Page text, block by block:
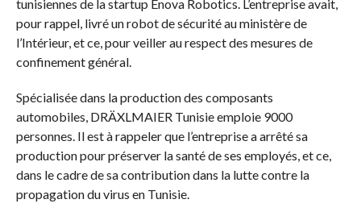
tunisiennes de la startup Enova Robotics. L’entreprise avait,
pour rappel, livré un robot de sécurité au ministère de
l’Intérieur, et ce, pour veiller au respect des mesures de
confinement général.
Spécialisée dans la production des composants
automobiles, DRÄXLMAIER Tunisie emploie 9000
personnes. Il est à rappeler que l’entreprise a arrêté sa
production pour préserver la santé de ses employés, et ce,
dans le cadre de sa contribution dans la lutte contre la
propagation du virus en Tunisie.